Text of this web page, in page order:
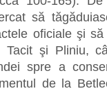
să
oficiale şi
Tacit şi Pliniu,
spre a
de la